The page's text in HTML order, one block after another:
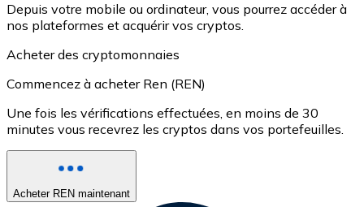
Depuis votre mobile ou ordinateur, vous pourrez accéder à
nos plateformes et acquérir vos cryptos.
Acheter des cryptomonnaies
Commencez à acheter Ren (REN)
Une fois les vérifications effectuées, en moins de 30
minutes vous recevrez les cryptos dans vos portefeuilles.
Acheter REN maintenant